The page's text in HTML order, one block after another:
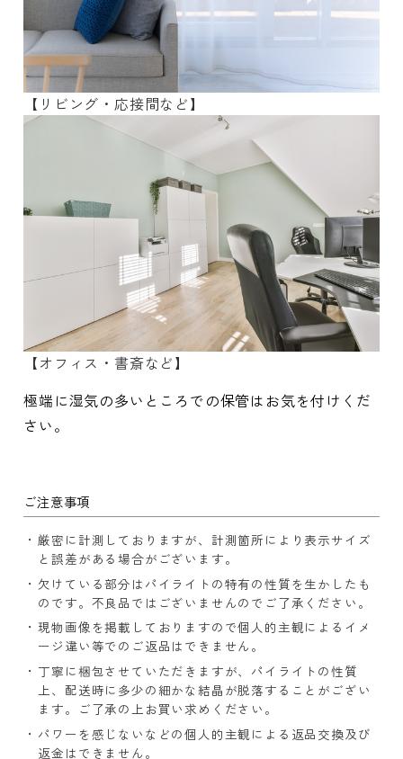
【リビング・応接間など】
【オフィス・書斎など】
極端に湿気の多いところでの保管はお気を付けくだ
さい。
ご注意事項
厳密に計測しておりますが、計測箇所により表示サイズ
と誤差がある場合がございます。
欠けている部分はパイライトの特有の性質を生かしたも
のです。不良品ではございませんのでご了承ください。
現物画像を掲載しておりますので個人的主観によるイメ
ージ違い等でのご返品はできません。
丁寧に梱包させていただきますが、パイライトの性質
上、配送時に多少の細かな結晶が脱落することがござい
ます。ご了承の上お買い求めください。
パワーを感じないなどの個人的主観による返品交換及び
返金はできません。